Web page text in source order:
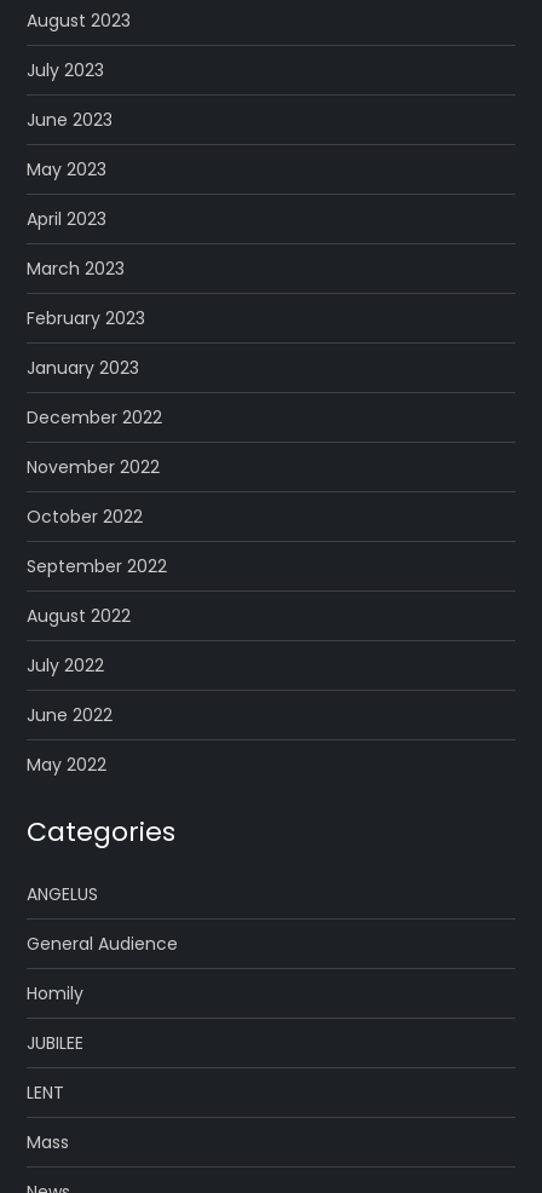
August 2023
July 2023
June 2023
May 2023
April 2023
March 2023
February 2023
January 2023
December 2022
November 2022
October 2022
September 2022
August 2022
July 2022
June 2022
May 2022
Categories
ANGELUS
General Audience
Homily
JUBILEE
LENT
Mass